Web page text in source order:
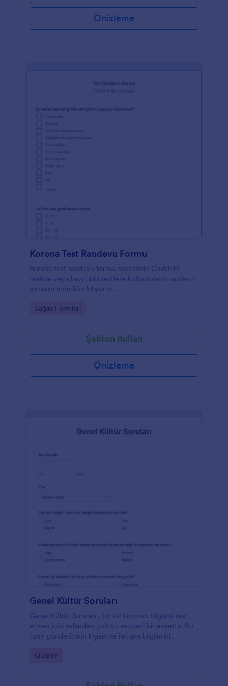
Önizleme
Korona Test Randevu Formu
Korona test randevu formu sayesinde Covid-19
testine veya bazı tıbbi testlere kullanıcıların randevu
almasını mümkün kılıyoruz.
Go to Category:
Sağlık Formları
Şablon Kullan
Önizleme
Genel Kültür Soruları
Genel Kültür Soruları , bir katılımcının bilgisini test
etmek için kullanılan çoktan seçmeli bir ankettir. Bu
form göndericinin kişisel ve iletişim bilgilerini
olan birkaç sorudan oluşur. İster bir okul için
ister sadece kendi bilginizi test etmek isteyin, bu
Go to Category:
Quizler